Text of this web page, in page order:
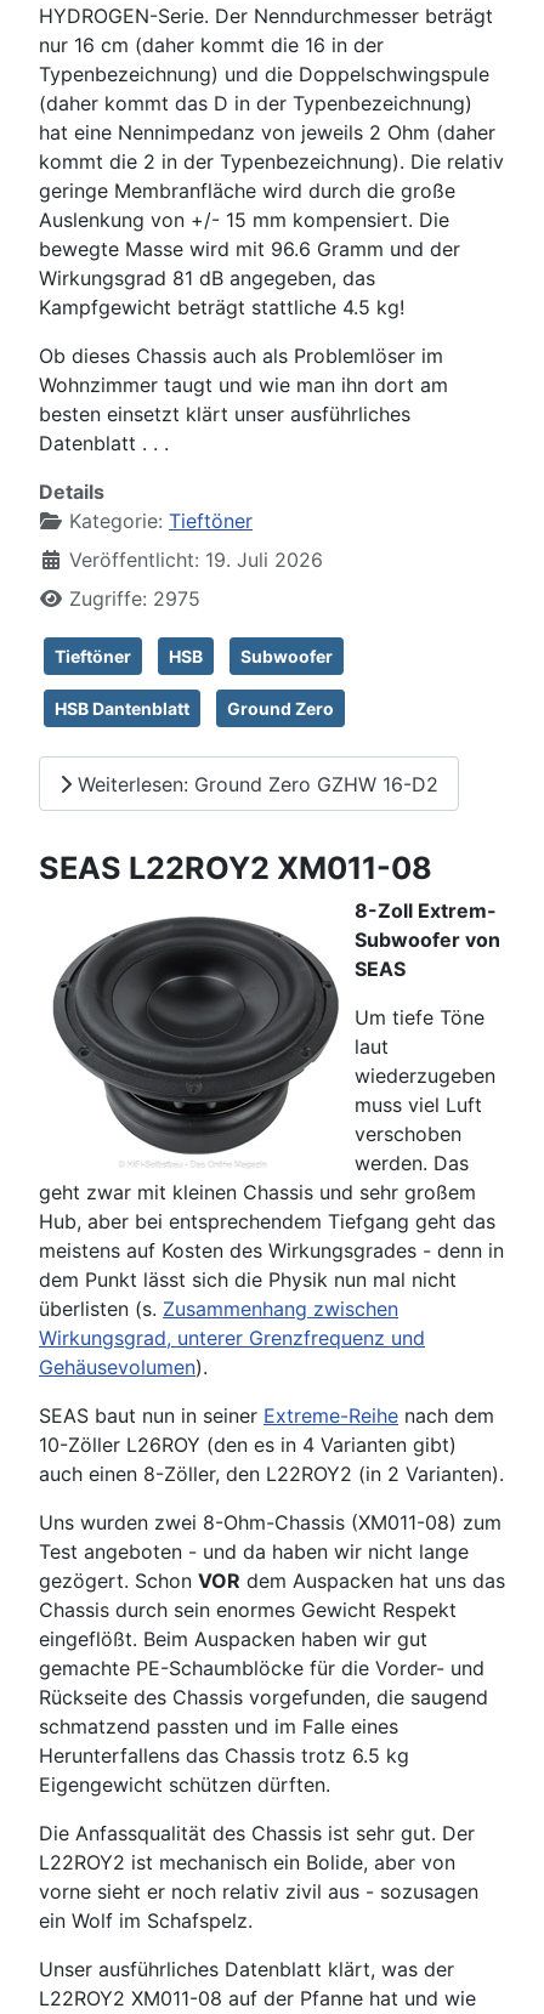
HYDROGEN-Serie. Der Nenndurchmesser beträgt
nur 16 cm (daher kommt die 16 in der
Typenbezeichnung) und die Doppelschwingspule
(daher kommt das D in der Typenbezeichnung)
hat eine Nennimpedanz von jeweils 2 Ohm (daher
kommt die 2 in der Typenbezeichnung). Die relativ
geringe Membranfläche wird durch die große
Auslenkung von +/- 15 mm kompensiert. Die
bewegte Masse wird mit 96.6 Gramm und der
Wirkungsgrad 81 dB angegeben, das
Kampfgewicht beträgt stattliche 4.5 kg!
Ob dieses Chassis auch als Problemlöser im
Wohnzimmer taugt und wie man ihn dort am
besten einsetzt klärt unser ausführliches
Datenblatt . . .
Details
Kategorie: Tieftöner
Veröffentlicht: 19. Juli 2026
Zugriffe: 2975
Tieftöner HSB Subwoofer
HSB Dantenblatt Ground Zero
Weiterlesen: Ground Zero GZHW 16-D2
SEAS L22ROY2 XM011-08
8-Zoll Extrem-
Subwoofer von
SEAS
Um tiefe Töne
laut
wiederzugeben
muss viel Luft
verschoben
werden. Das
geht zwar mit kleinen Chassis und sehr großem
Hub, aber bei entsprechendem Tiefgang geht das
meistens auf Kosten des Wirkungsgrades - denn in
dem Punkt lässt sich die Physik nun mal nicht
überlisten (s. Zusammenhang zwischen
Wirkungsgrad, unterer Grenzfrequenz und
Gehäusevolumen).
SEAS baut nun in seiner Extreme-Reihe nach dem
10-Zöller L26ROY (den es in 4 Varianten gibt)
auch einen 8-Zöller, den L22ROY2 (in 2 Varianten).
Uns wurden zwei 8-Ohm-Chassis (XM011-08) zum
Test angeboten - und da haben wir nicht lange
gezögert. Schon VOR dem Auspacken hat uns das
Chassis durch sein enormes Gewicht Respekt
eingeflößt. Beim Auspacken haben wir gut
gemachte PE-Schaumblöcke für die Vorder- und
Rückseite des Chassis vorgefunden, die saugend
schmatzend passten und im Falle eines
Herunterfallens das Chassis trotz 6.5 kg
Eigengewicht schützen dürften.
Die Anfassqualität des Chassis ist sehr gut. Der
L22ROY2 ist mechanisch ein Bolide, aber von
vorne sieht er noch relativ zivil aus - sozusagen
ein Wolf im Schafspelz.
Unser ausführliches Datenblatt klärt, was der
L22ROY2 XM011-08 auf der Pfanne hat und wie